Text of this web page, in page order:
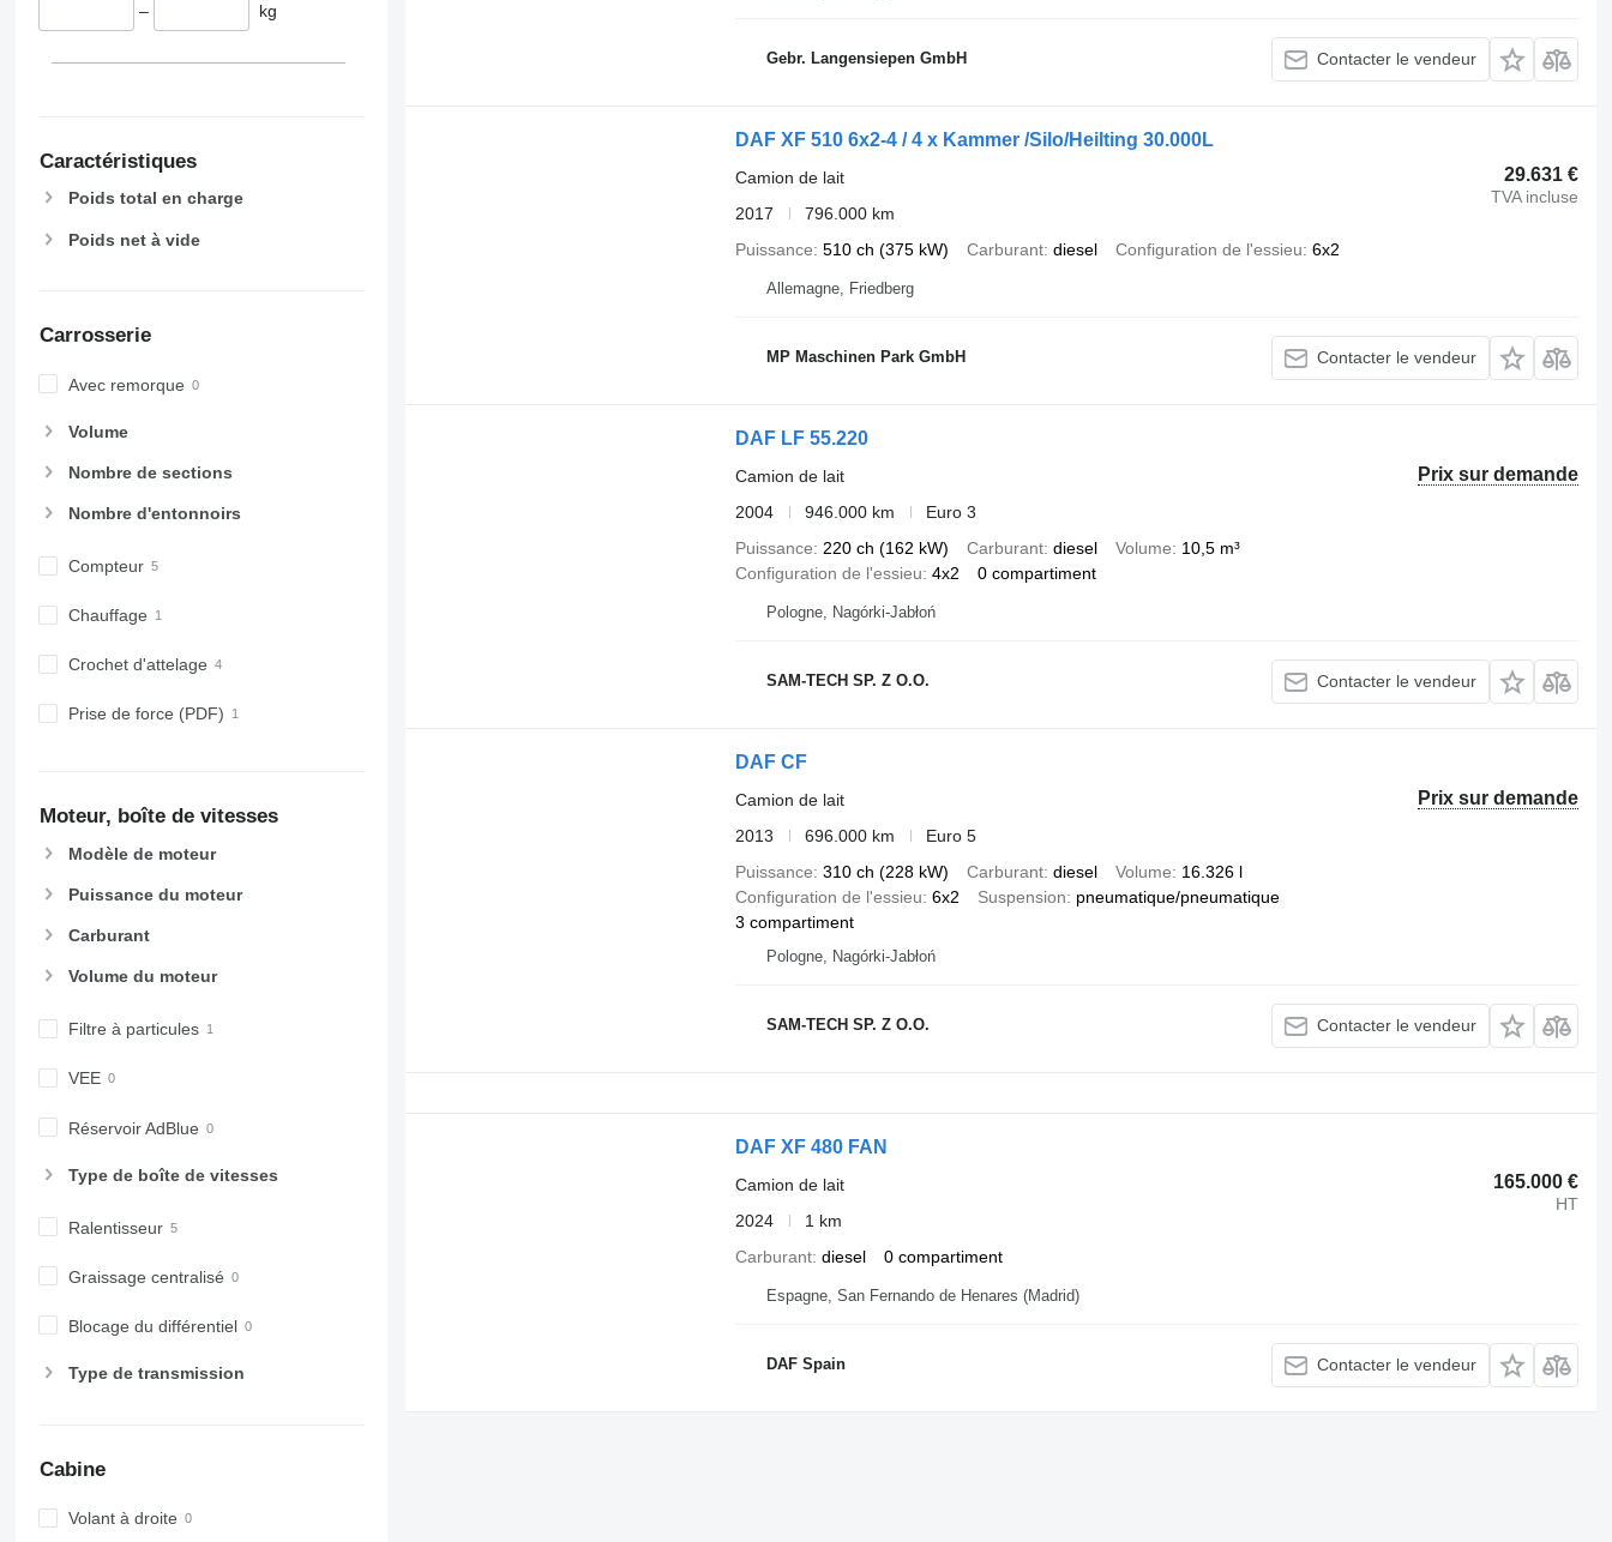
– kg
Caractéristiques
Poids total en charge
Poids net à vide
Carrosserie
Avec remorque
Volume
Nombre de sections
Nombre d'entonnoirs
Compteur
Chauffage
Crochet d'attelage
Prise de force (PDF)
Moteur, boîte de vitesses
Modèle de moteur
Puissance du moteur
Carburant
Volume du moteur
Filtre à particules
VEE
Réservoir AdBlue
Type de boîte de vitesses
Ralentisseur
Graissage centralisé
Blocage du différentiel
Type de transmission
Cabine
Volant à droite
Gebr. Langensiepen GmbH Contacter le vendeur
DAF XF 510 6x2-4 / 4 x Kammer /Silo/Heilting 30.000L
29.631 €
TVA incluse
Camion de lait
2017
796.000 km
Puissance 510 ch (375 kW) Carburant diesel Configuration de l'essieu 6x2
Allemagne, Friedberg
MP Maschinen Park GmbH Contacter le vendeur
DAF LF 55.220
Prix sur demande
Camion de lait
2004
946.000 km
Euro 3
Puissance
220 ch (162 kW) Carburant diesel Volume
10,5 m³
Configuration de l'essieu 4x2 0 compartiment
Pologne, Nagórki-Jabłoń
SAM-TECH SP. Z O.O. Contacter le vendeur
DAF CF
Prix sur demande
Camion de lait
2013
696.000 km
Euro 5
Puissance 310 ch (228 kW) Carburant diesel Volume
16.326 l
Configuration de l'essieu 6x2 Suspension
pneumatique/pneumatique
3 compartiment
Pologne, Nagórki-Jabłoń
SAM-TECH SP. Z O.O. Contacter le vendeur
DAF XF 480 FAN
165.000 €
HT
Camion de lait
2024
1 km
Carburant diesel 0 compartiment
Espagne, San Fernando de Henares (Madrid)
DAF Spain Contacter le vendeur